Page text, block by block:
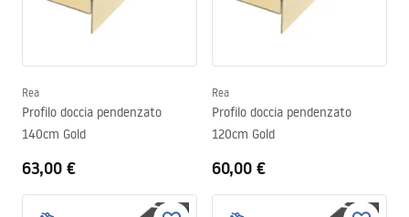
Rea
Profilo doccia pendenzato
140cm Gold
63,00 €
Rea
Profilo doccia pendenzato
120cm Gold
60,00 €